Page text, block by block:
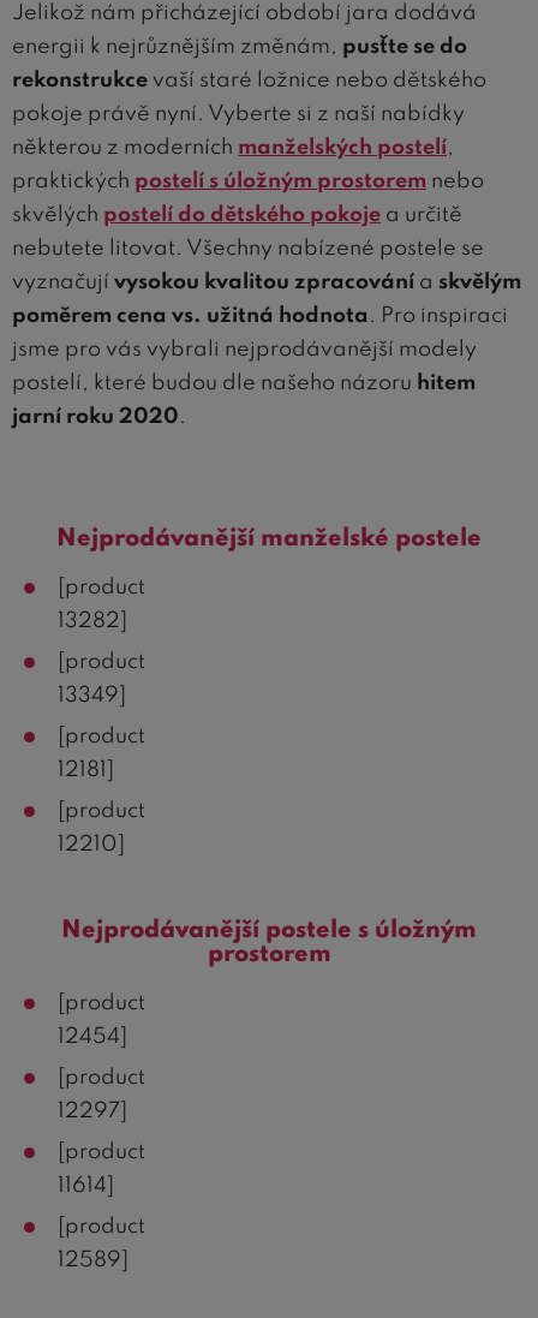
Jelikož nám přicházející období jara dodává
energii k nejrůznějším změnám, pusťte se do
rekonstrukce vaší staré ložnice nebo dětského
pokoje právě nyní. Vyberte si z naší nabídky
některou z moderních manželských postelí,
praktických postelí s úložným prostorem nebo
skvělých postelí do dětského pokoje a určitě
nebutete litovat. Všechny nabízené postele se
vyznačují vysokou kvalitou zpracování a skvělým
poměrem cena vs. užitná hodnota . Pro inspiraci
jsme pro vás vybrali nejprodávanější modely
postelí, které budou dle našeho názoru hitem
jarní roku 2020.
Nejprodávanější manželské postele
[product
13282]
[product
13349]
[product
12181]
[product
12210]
Nejprodávanější postele s úložným
prostorem
[product
12454]
[product
12297]
[product
11614]
[product
12589]